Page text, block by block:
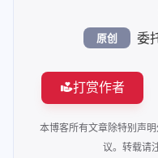
原创 委
打赏作者
本博客所有文章除特别声
议。转载请